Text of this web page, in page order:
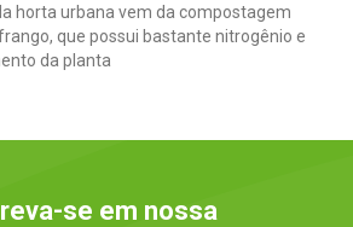
horta urbana vem da compostagem
que possui bastante nitrogênio e
da planta
se em nossa